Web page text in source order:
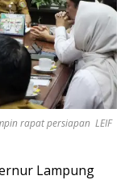
rapat persiapan LEIF
Lampung